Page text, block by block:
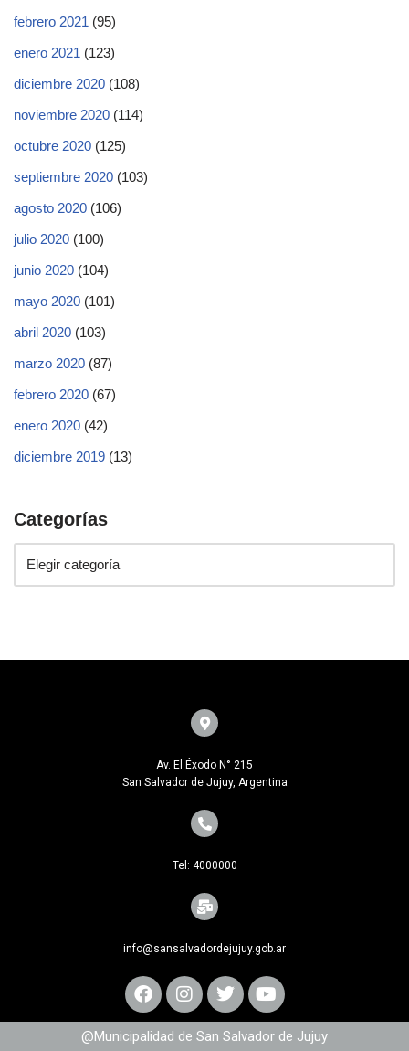
febrero 2021 (95)
enero 2021 (123)
diciembre 2020 (108)
noviembre 2020 (114)
octubre 2020 (125)
septiembre 2020 (103)
agosto 2020 (106)
julio 2020 (100)
junio 2020 (104)
mayo 2020 (101)
abril 2020 (103)
marzo 2020 (87)
febrero 2020 (67)
enero 2020 (42)
diciembre 2019 (13)
Categorías
Av. El Éxodo N° 215
San Salvador de Jujuy, Argentina
Tel: 4000000
info@sansalvadordejujuy.gob.ar
@Municipalidad de San Salvador de Jujuy